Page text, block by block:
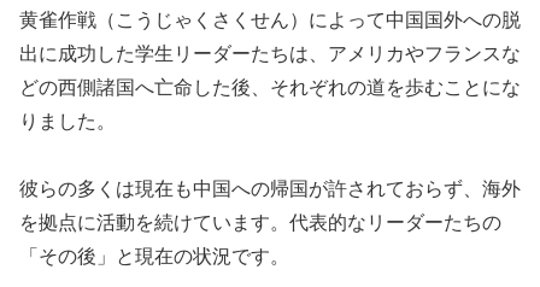
黄雀作戦（こうじゃくさくせん）によって中国国外への脱
出に成功した学生リーダーたちは、アメリカやフランスな
どの西側諸国へ亡命した後、それぞれの道を歩むことにな
りました。
彼らの多くは現在も中国への帰国が許されておらず、海外
を拠点に活動を続けています。代表的なリーダーたちの
「その後」と現在の状況です。